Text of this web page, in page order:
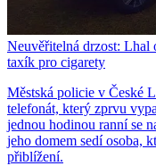
Neuvěřitelná drzost: Lhal
taxík pro cigarety
Městská policie v České
telefonát, který zprvu
jednou hodinou ranní se
jeho domem sedí osoba,
přiblížení.